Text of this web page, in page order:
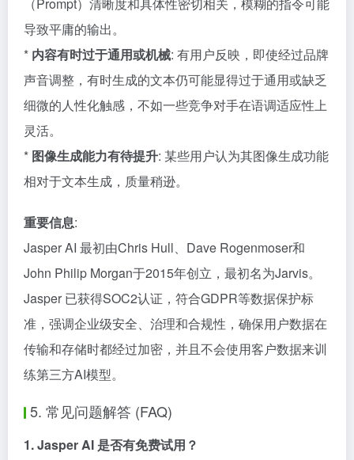
导致平庸的输出。
* 内容有时过于通用或机械: 有用户反映，即使经过品牌
声音调整，有时生成的文本仍可能显得过于通用或缺乏
细微的人性化触感，不如一些竞争对手在语调适应性上
灵活。
* 图像生成能力有待提升: 某些用户认为其图像生成功能
相对于文本生成，质量稍逊。
重要信息:
Jasper AI 最初由Chris Hull、Dave Rogenmoser和
John Philip Morgan于2015年创立，最初名为Jarvis。
Jasper 已获得SOC2认证，符合GDPR等数据保护标
准，强调企业级安全、治理和合规性，确保用户数据在
传输和存储时都经过加密，并且不会使用客户数据来训
练第三方AI模型。
5. 常见问题解答 (FAQ)
1. Jasper AI 是否有免费试用？